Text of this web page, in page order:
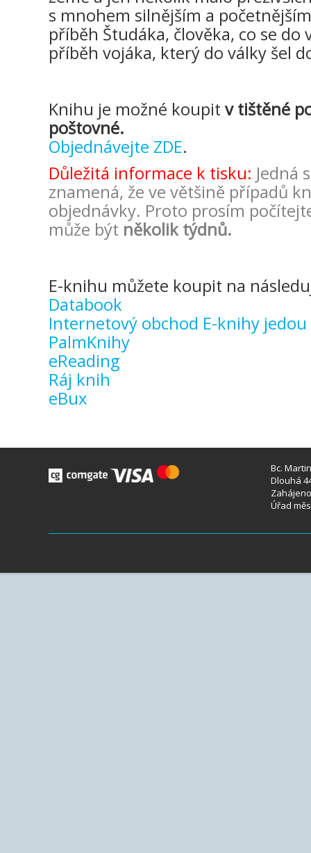
s mnohem silnějším a
příběh Študáka, člověka, co se
příběh vojáka, který do války šel
Knihu je možné koupit v tištěné
poštovné.
Objednávejte ZDE.
Důležitá informace k tisku: Jedná
znamená, že ve většině případů
objednávky. Proto prosím
může být několik týdnů.
E-knihu můžete koupit na
Databook
Internetový obchod E-knihy jedou
PalmKnihy
eReading
Ráj knih
eBux
Bc.
Dlouhá
Úřad